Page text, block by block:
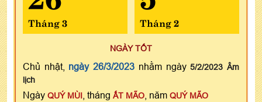
Tháng 3 Tháng 2
NGÀY TỐT
Chủ nhật, ngày 26/3/2023 nhằm ngày5/2/2023 Âm
lịch
Ngày QUÝ MÙI , tháng ẤT MÃO , năm QUÝ MÃO